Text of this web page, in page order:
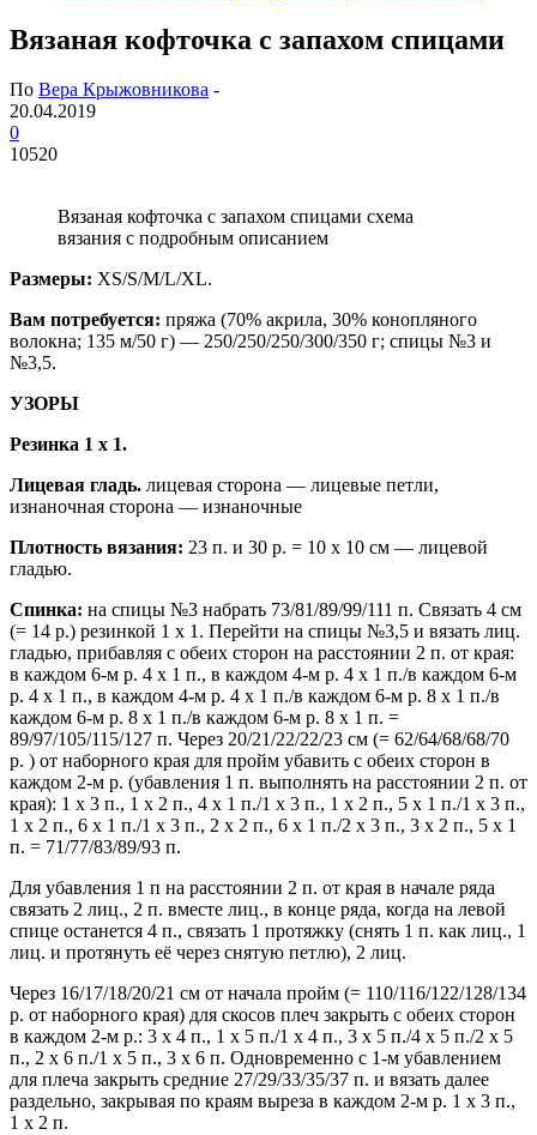
Вязаная кофточка с запахом спицами
По Вера Крыжовникова -
20.04.2019
0
10520
Вязаная кофточка с запахом спицами схема
вязания с подробным описанием
Размеры: XS/S/М/L/XL.
Вам потребуется: пряжа (70% акрила, 30% конопляного
волокна; 135 м/50 г) — 250/250/250/300/350 г; спицы №3 и
№3,5.
УЗОРЫ
Резинка 1 х 1.
Лицевая гладь. лицевая сторона — лицевые петли,
изнаночная сторона — изнаночные
Плотность вязания: 23 п. и 30 р. = 10 х 10 см — лицевой
гладью.
Спинка: на спицы №3 набрать 73/81/89/99/111 п. Связать 4 см
(= 14 р.) резинкой 1 x 1. Перейти на спицы №3,5 и вязать лиц.
гладью, прибавляя с обеих сторон на расстоянии 2 п. от края:
в каждом 6-м р. 4 х 1 п., в каждом 4-м р. 4 х 1 п./в каждом 6-м
р. 4 х 1 п., в каждом 4-м р. 4 х 1 п./в каждом 6-м р. 8 х 1 п./в
каждом 6-м р. 8 х 1 п./в каждом 6-м р. 8 х 1 п. =
89/97/105/115/127 п. Через 20/21/22/22/23 см (= 62/64/68/68/70
р. ) от наборного края для пройм убавить с обеих сторон в
каждом 2-м р. (убавления 1 п. выполнять на расстоянии 2 п. от
края): 1 х 3 п., 1 х 2 п., 4 х 1 п./1 х 3 п., 1 х 2 п., 5 х 1 п./1 х 3 п.,
1 х 2 п., 6 х 1 п./1 х 3 п., 2 х 2 п., 6 х 1 п./2 х 3 п., 3 х 2 п., 5 х 1
п. = 71/77/83/89/93 п.
Для убавления 1 п на расстоянии 2 п. от края в начале ряда
связать 2 лиц., 2 п. вместе лиц., в конце ряда, когда на левой
спице останется 4 п., связать 1 протяжку (снять 1 п. как лиц., 1
лиц. и протянуть её через снятую петлю), 2 лиц.
Через 16/17/18/20/21 см от начала пройм (= 110/116/122/128/134
р. от наборного края) для скосов плеч закрыть с обеих сторон
в каждом 2-м р.: 3 х 4 п., 1 х 5 п./1 х 4 п., 3 х 5 п./4 х 5 п./2 х 5
п., 2 х 6 п./1 х 5 п., 3 х 6 п. Одновременно с 1-м убавлением
для плеча закрыть средние 27/29/33/35/37 п. и вязать далее
раздельно, закрывая по краям выреза в каждом 2-м р. 1 х 3 п.,
1 х 2 п.